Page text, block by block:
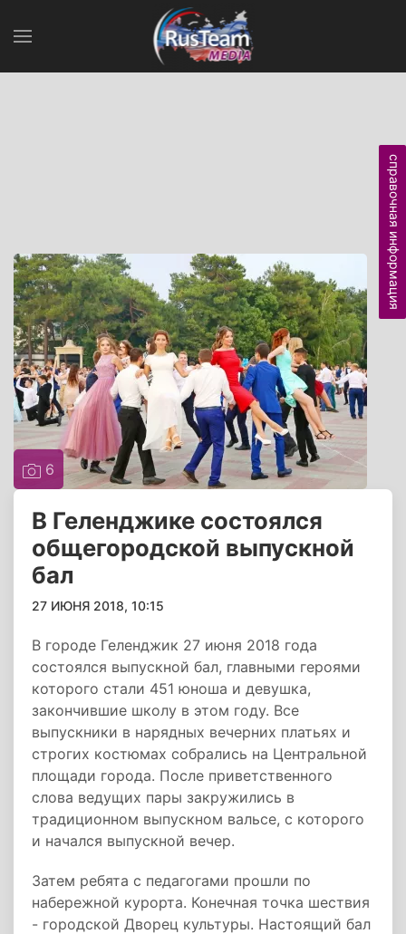
6
В Геленджике состоялся
общегородской выпускной
бал
27 ИЮНЯ 2018, 10:15
В городе Геленджик 27 июня 2018 года
состоялся выпускной бал, главными героями
которого стали 451 юноша и девушка,
закончившие школу в этом году. Все
выпускники в нарядных вечерних платьях и
строгих костюмах собрались на Центральной
площади города. После приветственного
слова ведущих пары закружились в
традиционном выпускном вальсе, с которого
и начался выпускной вечер.
Затем ребята с педагогами прошли по
набережной курорта. Конечная точка шествия
- городской Дворец культуры. Настоящий бал
справочная информация